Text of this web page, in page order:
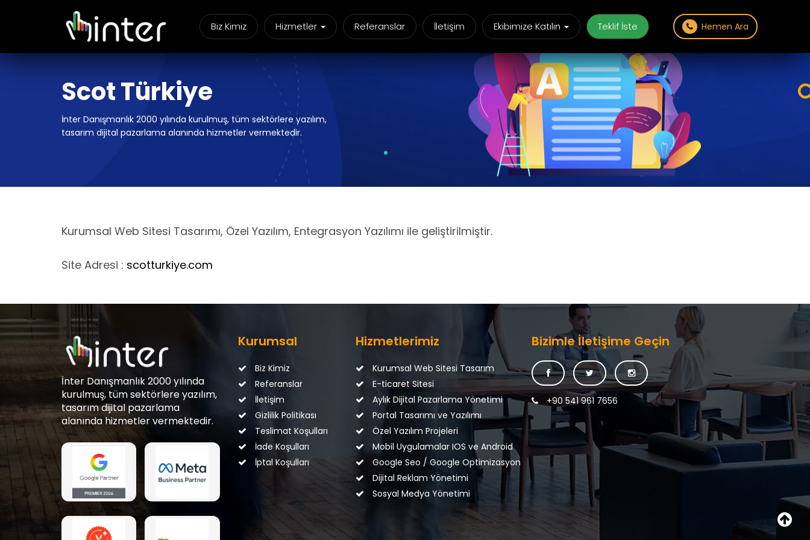
Biz Kimiz Hizmetler Referanslar İletişim Ekibimize Katılın Teklif İste Hemen Ara
Scot Türkiye
İnter Danışmanlık 2000 yılında kurulmuş, tüm sektörlere yazılım,
tasarım dijital pazarlama alanında hizmetler vermektedir.
Kurumsal Web Sitesi Tasarımı, Özel Yazılım, Entegrasyon Yazılımı ile geliştirilmiştir.
Site Adresi : scotturkiye.com
İnter Danışmanlık 2000 yılında
kurulmuş, tüm sektörlere yazılım,
tasarım dijital pazarlama
alanında hizmetler vermektedir.
Kurumsal
Biz Kimiz
Referanslar
İletişim
Gizlilik Politikası
Teslimat Koşulları
İade Koşulları
İptal Koşulları
Hizmetlerimiz
Kurumsal Web Sitesi Tasarım
E-ticaret Sitesi
Aylık Dijital Pazarlama Yönetimi
Portal Tasarımı ve Yazılımı
Özel Yazılım Projeleri
Mobil Uygulamalar IOS ve Android
Google Seo / Google Optimizasyon
Dijital Reklam Yönetimi
Sosyal Medya Yönetimi
Bizimle İletişime Geçin
+90 541 961 7656